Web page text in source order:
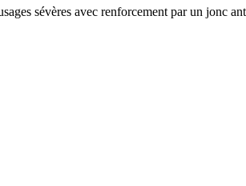
sévères avec renforcement par un jonc